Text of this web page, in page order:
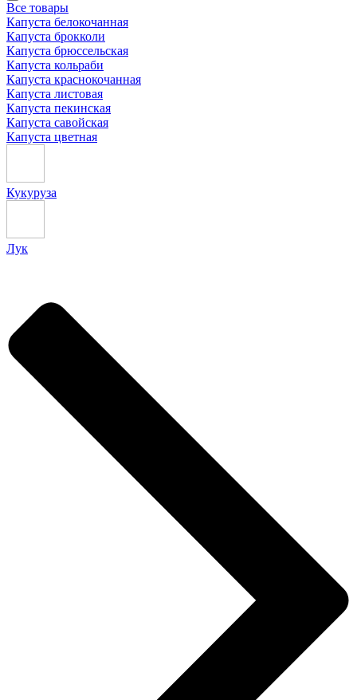
Все товары
Капуста белокочанная
Капуста брокколи
Капуста брюссельская
Капуста кольраби
Капуста краснокочанная
Капуста листовая
Капуста пекинская
Капуста савойская
Капуста цветная
Кукуруза
Лук